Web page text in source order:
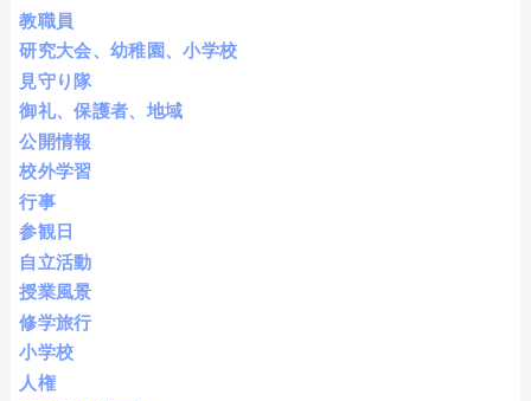
教職員
研究大会、幼稚園、小学校
見守り隊
御礼、保護者、地域
公開情報
校外学習
行事
参観日
自立活動
授業風景
修学旅行
小学校
人権